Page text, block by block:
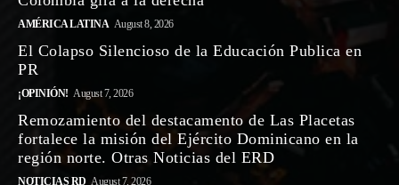
AMÉRICA LATINA August 8, 2026
El Colapso Silencioso de la Educación Publica en
PR
¡OPINIÓN! August 7, 2026
Remozamiento del destacamento de Las Placetas
fortalece la misión del Ejército Dominicano en la
región norte. Otras Noticias del ERD
NOTICIAS RD August 7, 2026